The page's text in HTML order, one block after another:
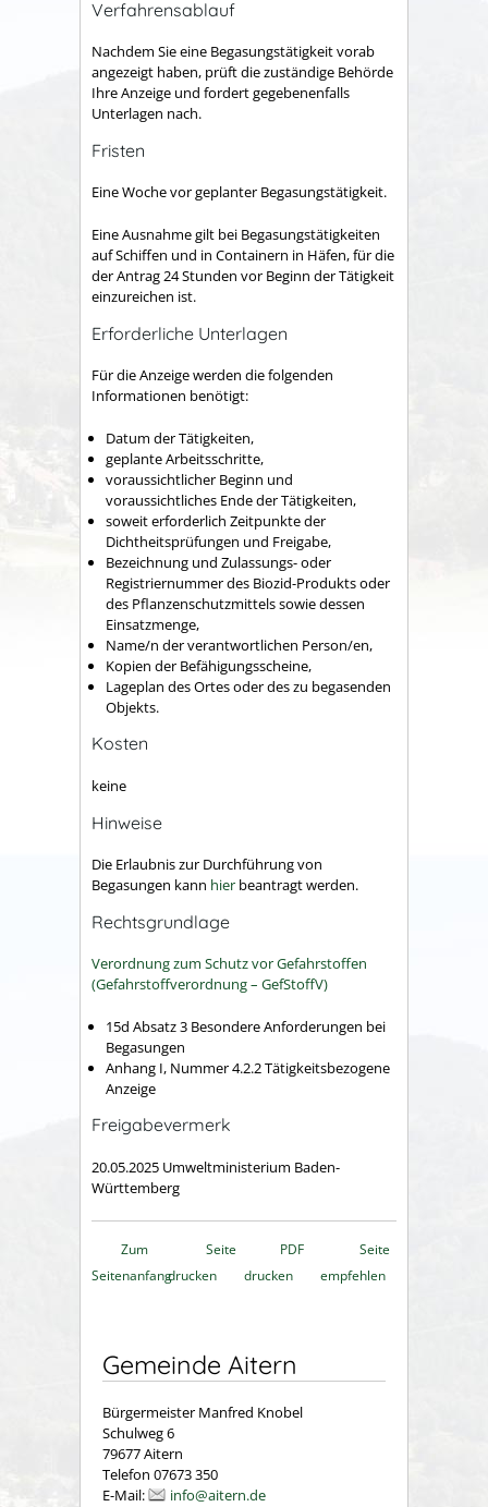
Verfahrensablauf
Nachdem Sie eine Begasungstätigkeit vorab
angezeigt haben, prüft die zuständige Behörde
Ihre Anzeige und fordert gegebenenfalls
Unterlagen nach.
Fristen
Eine Woche vor geplanter Begasungstätigkeit.
Eine Ausnahme gilt bei Begasungstätigkeiten
auf Schiffen und in Containern in Häfen, für die
der Antrag 24 Stunden vor Beginn der Tätigkeit
einzureichen ist.
Erforderliche Unterlagen
Für die Anzeige werden die folgenden
Informationen benötigt:
Datum der Tätigkeiten,
geplante Arbeitsschritte,
voraussichtlicher Beginn und
voraussichtliches Ende der Tätigkeiten,
soweit erforderlich Zeitpunkte der
Dichtheitsprüfungen und Freigabe,
Bezeichnung und Zulassungs- oder
Registriernummer des Biozid-Produkts oder
des Pflanzenschutzmittels sowie dessen
Einsatzmenge,
Name/n der verantwortlichen Person/en,
Kopien der Befähigungsscheine,
Lageplan des Ortes oder des zu begasenden
Objekts.
Kosten
keine
Hinweise
Die Erlaubnis zur Durchführung von
Begasungen kann hier beantragt werden.
Rechtsgrundlage
Verordnung zum Schutz vor Gefahrstoffen
(Gefahrstoffverordnung – GefStoffV)
15d Absatz 3 Besondere Anforderungen bei
Begasungen
Anhang I, Nummer 4.2.2 Tätigkeitsbezogene
Anzeige
Freigabevermerk
20.05.2025 Umweltministerium Baden-
Württemberg
Zum
Seitenanfang
Seite
drucken
PDF
drucken
Seite
empfehlen
Gemeinde Aitern
Bürgermeister Manfred Knobel
Schulweg 6
79677 Aitern
Telefon 07673 350
E-Mail:
info@aitern.de